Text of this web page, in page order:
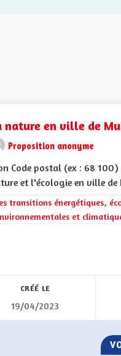
citoyenne
LA SANTÉ DOIVENT ÊTRE
HÔPITAUX ET LA SANTÉ
nature en ville de
Proposition anonyme
Code postal (ex : 68
et l'écologie en ville de
les résultats de la
transitions énergétiques,
et
CRÉÉ LE
19/04/2023